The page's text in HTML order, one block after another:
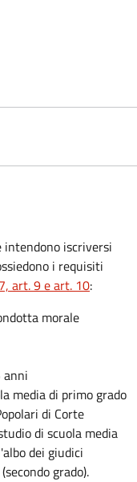
iscriversi
i requisiti
art. 9 e art. 10:
morale
anni
media di primo grado
di Corte
di scuola media
dei giudici
grado).